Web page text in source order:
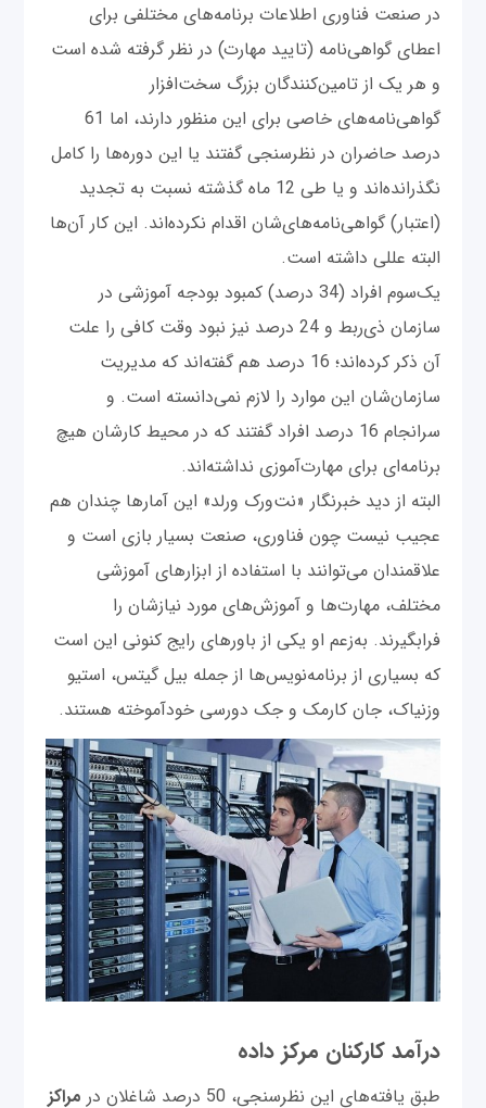
در صنعت فناوری اطلاعات برنامه‌های مختلفی برای
اعطای گواهی‌نامه (تایید مهارت) در نظر گرفته شده است
و هر یک از تامین‌کنندگان بزرگ سخت‌افزار
گواهی‌نامه‌های خاصی برای این منظور دارند، اما 61
درصد حاضران در نظرسنجی گفتند یا این دوره‌ها را کامل
نگذرانده‌اند و یا طی 12 ماه گذشته نسبت به تجدید
(اعتبار) گواهی‌نامه‌های‌شان اقدام نکرده‌اند. این کار آن‌ها
البته عللی داشته است.
یک‌سوم افراد (34 درصد) کمبود بودجه آموزشی در
سازمان‌ ذی‌ربط و 24 درصد نیز نبود وقت کافی را علت
آن ذکر کرده‌اند؛ 16 درصد هم گفته‌اند که مدیریت
سازمان‌شان این موارد را لازم نمی‌دانسته است. و
سرانجام 16 درصد افراد گفتند که در محیط کارشان هیچ
برنامه‌ای برای مهارت‌آموزی نداشته‌اند.
البته از دید خبرنگار «نت‌ورک ورلد» این آمارها چندان هم
عجیب نیست چون فناوری، صنعت بسیار بازی است و
علاقمندان می‌توانند با استفاده از ابزارهای آموزشی
مختلف، مهارت‌ها و آموزش‌های مورد نیازشان را
فرابگیرند. به‌زعم او یکی از باورهای رایج کنونی این است
که بسیاری از برنامه‌نویس‌ها از جمله بیل گیتس، استیو
وزنیاک، جان کارمک و جک دورسی خودآموخته هستند.
درآمد کارکنان مرکز داده
طبق یافته‌های این نظرسنجی، 50 درصد شاغلان در مراکز